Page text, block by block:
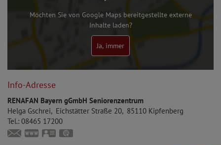
Möchten Sie von Google Maps bereitgestellte externe
Inhalte laden?
Ja, immer
Info-Adresse
RENAFAN Bayern gGmbH Seniorenzentrum
Helga Gschrei Eichstätter Straße 20 85110 Kipfenberg
Tel.: 08465 17200
info@solon-senioren-dienste.de
www.solon-senioren-dienste.com
vCard